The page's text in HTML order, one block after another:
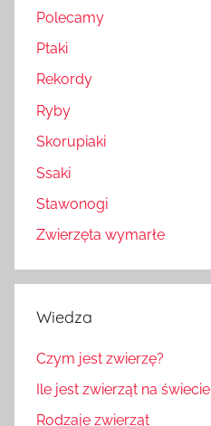
Polecamy
Ptaki
Rekordy
Ryby
Skorupiaki
Ssaki
Stawonogi
Zwierzęta wymarłe
Wiedza
Czym jest zwierzę?
Ile jest zwierząt na świecie
Rodzaje zwierząt